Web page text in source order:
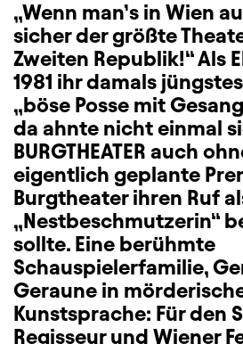
„Wenn man’s in Wien
sicher der größte
Zweiten Republik!“ Als
1981 ihr damals
„böse Posse mit
da ahnte nicht einmal
BURGTHEATER auch
eigentlich geplante
Burgtheater ihren Ruf
„Nestbeschmutzerin“
sollte. Eine berühmte
Schauspielerfamilie,
Geraune in
Kunstsprache: Für den
Regisseur und Wiener